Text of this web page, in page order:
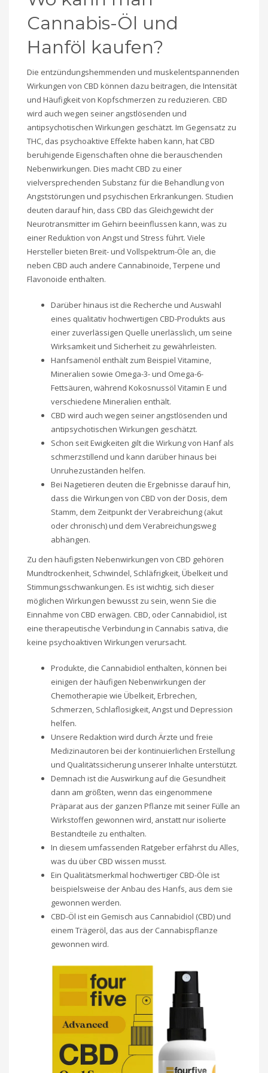
Cannabis-Öl und
Hanföl kaufen?
Die entzündungshemmenden und muskelentspannenden
Wirkungen von CBD können dazu beitragen, die Intensität
und Häufigkeit von Kopfschmerzen zu reduzieren. CBD
wird auch wegen seiner angstlösenden und
antipsychotischen Wirkungen geschätzt. Im Gegensatz zu
THC, das psychoaktive Effekte haben kann, hat CBD
beruhigende Eigenschaften ohne die berauschenden
Nebenwirkungen. Dies macht CBD zu einer
vielversprechenden Substanz für die Behandlung von
Angststörungen und psychischen Erkrankungen. Studien
deuten darauf hin, dass CBD das Gleichgewicht der
Neurotransmitter im Gehirn beeinflussen kann, was zu
einer Reduktion von Angst und Stress führt. Viele
Hersteller bieten Breit- und Vollspektrum-Öle an, die
neben CBD auch andere Cannabinoide, Terpene und
Flavonoide enthalten.
Darüber hinaus ist die Recherche und Auswahl
eines qualitativ hochwertigen CBD-Produkts aus
einer zuverlässigen Quelle unerlässlich, um seine
Wirksamkeit und Sicherheit zu gewährleisten.
Hanfsamenöl enthält zum Beispiel Vitamine,
Mineralien sowie Omega-3- und Omega-6-
Fettsäuren, während Kokosnussöl Vitamin E und
verschiedene Mineralien enthält.
CBD wird auch wegen seiner angstlösenden und
antipsychotischen Wirkungen geschätzt.
Schon seit Ewigkeiten gilt die Wirkung von Hanf als
schmerzstillend und kann darüber hinaus bei
Unruhezuständen helfen.
Bei Nagetieren deuten die Ergebnisse darauf hin,
dass die Wirkungen von CBD von der Dosis, dem
Stamm, dem Zeitpunkt der Verabreichung (akut
oder chronisch) und dem Verabreichungsweg
abhängen.
Zu den häufigsten Nebenwirkungen von CBD gehören
Mundtrockenheit, Schwindel, Schläfrigkeit, Übelkeit und
Stimmungsschwankungen. Es ist wichtig, sich dieser
möglichen Wirkungen bewusst zu sein, wenn Sie die
Einnahme von CBD erwägen. CBD, oder Cannabidiol, ist
eine therapeutische Verbindung in Cannabis sativa, die
keine psychoaktiven Wirkungen verursacht.
Produkte, die Cannabidiol enthalten, können bei
einigen der häufigen Nebenwirkungen der
Chemotherapie wie Übelkeit, Erbrechen,
Schmerzen, Schlaflosigkeit, Angst und Depression
helfen.
Unsere Redaktion wird durch Ärzte und freie
Medizinautoren bei der kontinuierlichen Erstellung
und Qualitätssicherung unserer Inhalte unterstützt.
Demnach ist die Auswirkung auf die Gesundheit
dann am größten, wenn das eingenommene
Präparat aus der ganzen Pflanze mit seiner Fülle an
Wirkstoffen gewonnen wird, anstatt nur isolierte
Bestandteile zu enthalten.
In diesem umfassenden Ratgeber erfährst du Alles,
was du über CBD wissen musst.
Ein Qualitätsmerkmal hochwertiger CBD-Öle ist
beispielsweise der Anbau des Hanfs, aus dem sie
gewonnen werden.
CBD-Öl ist ein Gemisch aus Cannabidiol (CBD) und
einem Trägeröl, das aus der Cannabispflanze
gewonnen wird.